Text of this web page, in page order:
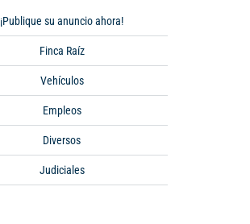
¡Publique su anuncio ahora!
Finca Raíz
Vehículos
Empleos
Diversos
Judiciales